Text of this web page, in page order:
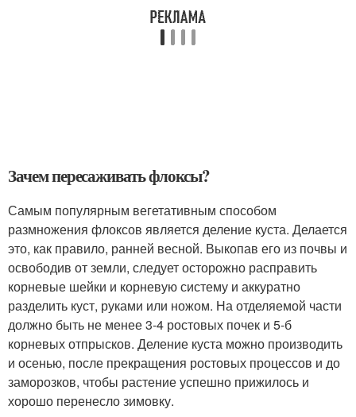
Зачем пересаживать флоксы?
​Самым популярным вегетативным способом
размножения флоксов является деление куста. Делается
это, как правило, ранней весной. Выкопав его из почвы и
освободив от земли, следует осторожно расправить
корневые шейки и корневую систему и аккуратно
разделить куст, руками или ножом. На отделяемой части
должно быть не менее 3-4 ростовых почек и 5-б
корневых отпрысков. Деление куста можно производить
и осенью, после прекращения ростовых процессов и до
заморозков, чтобы растение успешно прижилось и
хорошо перенесло зимовку.​